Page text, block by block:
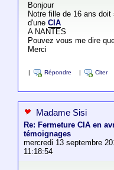
Bonjour
Notre fille de 16 ans
d'une CIA
A NANTES
Pouvez vous me dire
Merci
Répondre Citer
Madame Sisi
Re: Fermeture CIA en
témoignages
mercredi 13 septembre
11:18:54